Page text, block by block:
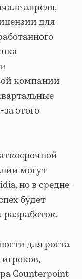
апреля,
для
компании
этого
могут
но в средне-
будет
разработок.
для роста
Counterpoint